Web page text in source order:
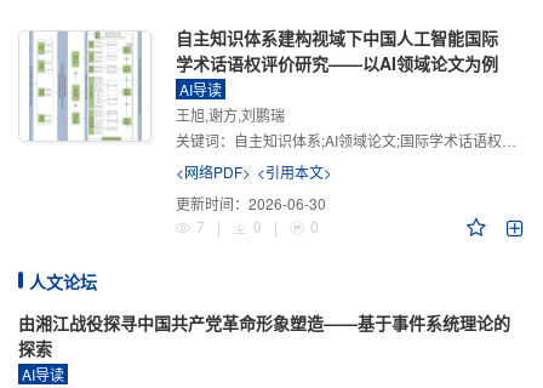
自主知识体系建构视域下中国人工智能国际
学术话语权评价研究——以AI领域论文为例
AI导读
王旭,谢方,刘鹏瑞
关键词： 自主知识体系;AI领域论文;国际学术话语权评价;学术影响力;学术感知力;学术传播力;学术引领力
<网络PDF> <引用本文>
更新时间： 2026-06-30
7
| 0 | 0
人文论坛
由湘江战役探寻中国共产党革命形象塑造——基于事件系统理论的
探索
AI导读